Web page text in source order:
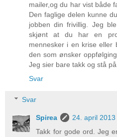
mailer,og du har vist både
Den faglige delen kunne
jobben din frivillig. Jeg
skjønt at du har en
mennesker i en krise eller
den som ønsker
Jeg sier bare takk og stå
Svar
Svar
Spirea
24. april
Takk for gode ord. Jeg